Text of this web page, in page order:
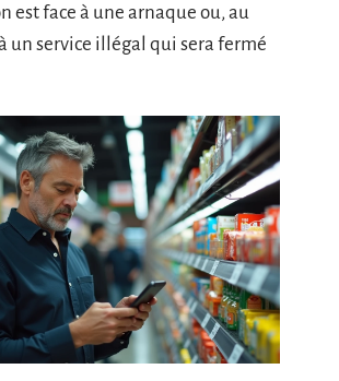
est face à une arnaque ou, au
un service illégal qui sera fermé